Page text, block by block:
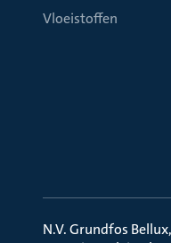
Vloeistoffen
N.V. Grundfos Bellux